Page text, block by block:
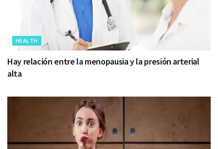
HEALTH
Hay relación entre la menopausia y la presión arterial
alta